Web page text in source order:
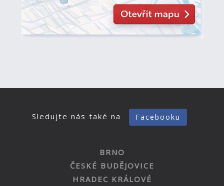
Sledujte nás také na Facebooku
BRNO
ČESKÉ BUDĚJOVICE
HRADEC KRÁLOVÉ